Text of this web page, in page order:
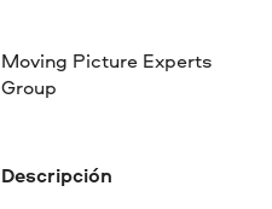
Moving Picture Experts
Group
Descripción